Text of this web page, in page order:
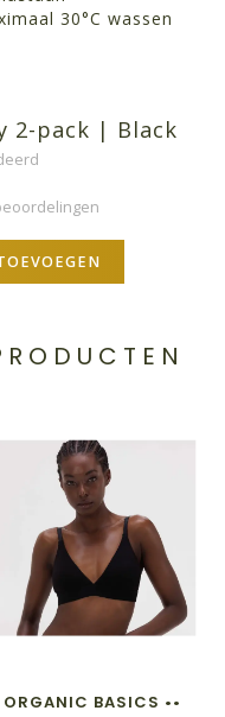
30°C wassen
2-pack | Black
ORGANIC BASICS ••